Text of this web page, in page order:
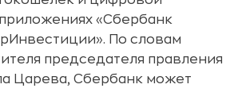
«Сбербанк
По словам
председателя правления
Царева, Сбербанк может